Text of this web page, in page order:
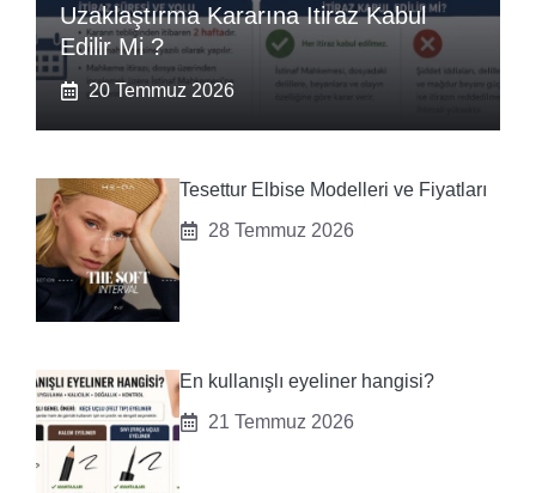
Uzaklaştırma Kararına Itiraz Kabul
Edilir Mi ?
20 Temmuz 2026
Tesettur Elbise Modelleri ve Fiyatları
28 Temmuz 2026
En kullanışlı eyeliner hangisi?
21 Temmuz 2026